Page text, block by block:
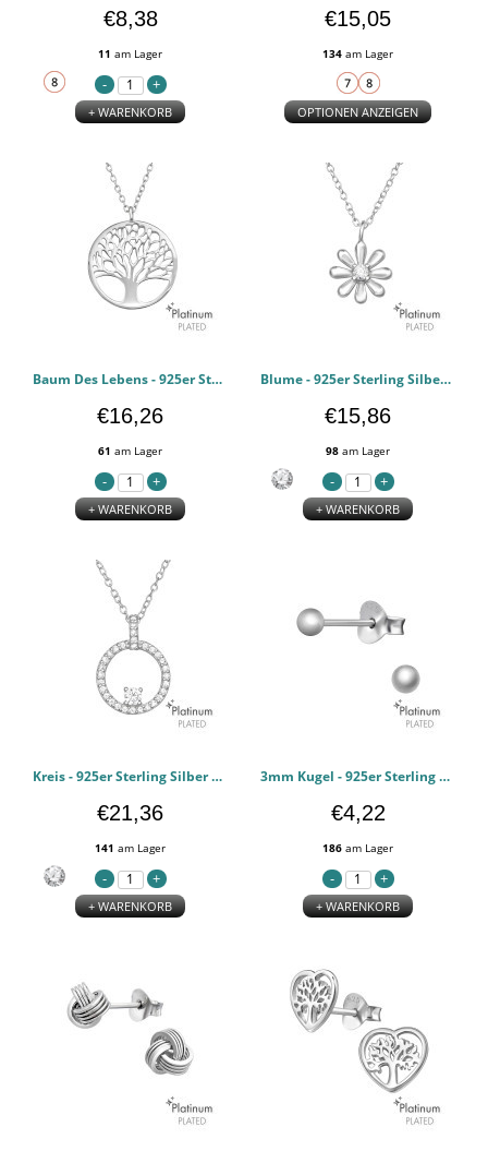
€8,38
11 am Lager
+ WARENKORB
€15,05
134 am Lager
OPTIONEN ANZEIGEN
Baum Des Lebens - 925er Sterling Silber Halsketten PCJW44120
€16,26
61 am Lager
+ WARENKORB
Blume - 925er Sterling Silber Halsketten mit Steinen PCJW44119
€15,86
98 am Lager
+ WARENKORB
Kreis - 925er Sterling Silber Halsketten mit Steinen PCJW44118
€21,36
141 am Lager
+ WARENKORB
3mm Kugel - 925er Sterling Silber Basic Ohrstecker PCJW44116
€4,22
186 am Lager
+ WARENKORB